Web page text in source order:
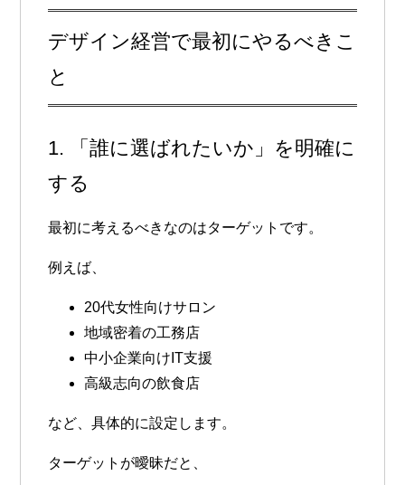
デザイン経営で最初にやるべきこ
と
1. 「誰に選ばれたいか」を明確に
する
最初に考えるべきなのはターゲットです。
例えば、
20代女性向けサロン
地域密着の工務店
中小企業向けIT支援
高級志向の飲食店
など、具体的に設定します。
ターゲットが曖昧だと、